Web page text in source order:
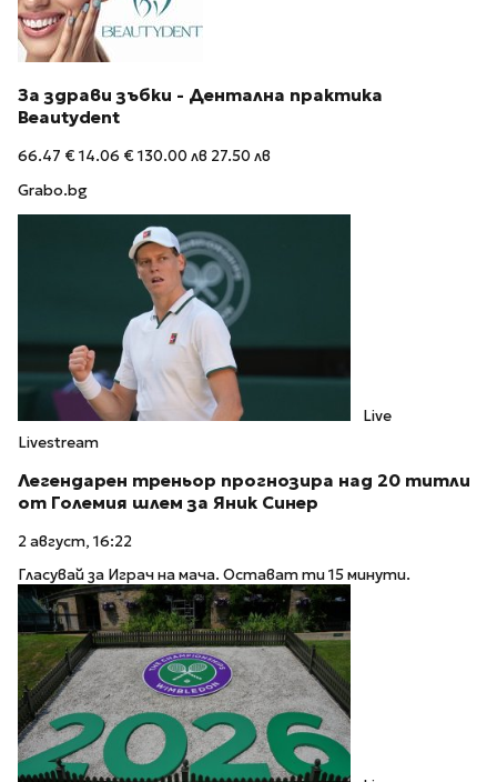
За здрави зъбки - Дентална практика
Beautydent
66.47 €14.06 €130.00 лв 27.50 лв
Grabo.bg
Live
Livestream
Легендарен треньор прогнозира над 20 титли
от Големия шлем за Яник Синер
2 август, 16:22
Гласувай за Играч на мача. Остават ти 15 минути.